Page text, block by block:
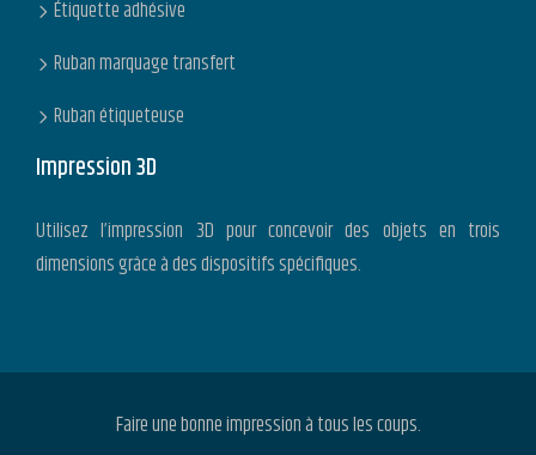
Étiquette adhésive
Ruban marquage transfert
Ruban étiqueteuse
Impression 3D
Utilisez l’impression 3D pour concevoir des objets en trois
dimensions grâce à des dispositifs spécifiques.
Faire une bonne impression à tous les coups.